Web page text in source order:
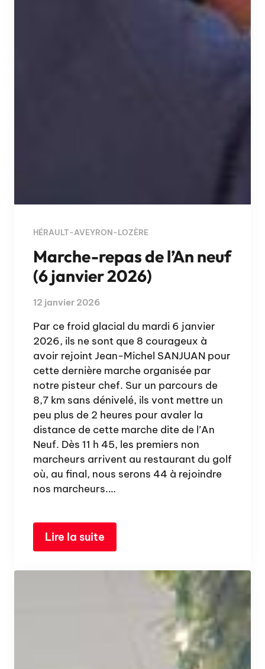
HÉRAULT-AVEYRON-LOZÈRE
Marche-repas de l’An neuf
(6 janvier 2026)
12 janvier 2026
Par ce froid glacial du mardi 6 janvier
2026, ils ne sont que 8 courageux à
avoir rejoint Jean-Michel SANJUAN pour
cette dernière marche organisée par
notre pisteur chef. Sur un parcours de
8,7 km sans dénivelé, ils vont mettre un
peu plus de 2 heures pour avaler la
distance de cette marche dite de l’An
Neuf. Dès 11 h 45, les premiers non
marcheurs arrivent au restaurant du golf
où, au final, nous serons 44 à rejoindre
nos marcheurs.…
Lire la suite